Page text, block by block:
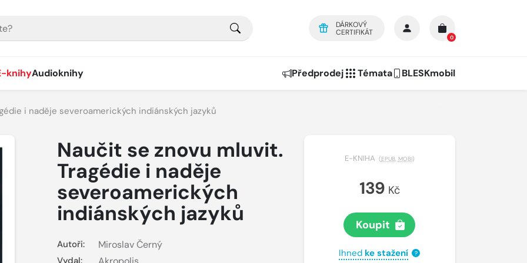
DÁRKOVÝ
CERTIFIKÁT
0
knihyAudioknihy Předprodej Témata BLESKmobil
i naděje severoamerických indiánských jazyků
Naučit se znovu mluvit.
Tragédie i naděje
severoamerických
indiánských jazyků
Autoři: Miroslav Černý
E-KNIHA (EPUB, MOBI)
139 Kč
Koupit
Ihned ke stažení ?